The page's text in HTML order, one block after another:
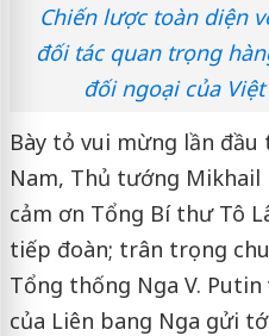
Chiến lược toàn diện
đối tác quan trọng
đối ngoại của
Bày tỏ vui mừng lần
Nam, Thủ tướng
cảm ơn Tổng Bí thư Tô
tiếp đoàn; trân trọng
Tổng thống Nga V. Putin
của Liên bang Nga gửi